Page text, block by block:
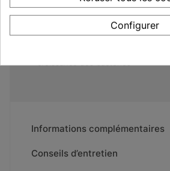
Made in Europe
SRC antidérapant - Résistance au
Semelle amovible
croissance des bactéries
Informations complémentaires
Conseils d’entretien
Configurer